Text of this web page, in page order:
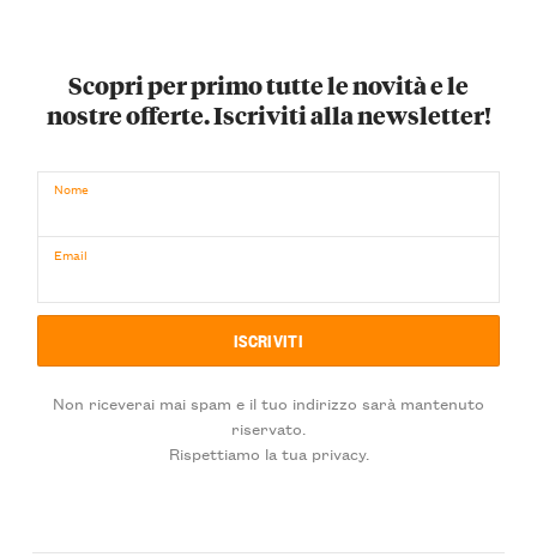
Scopri per primo tutte le novità e le
nostre offerte. Iscriviti alla newsletter!
Nome
Email
Non riceverai mai spam e il tuo indirizzo sarà mantenuto
riservato.
Rispettiamo la tua privacy.